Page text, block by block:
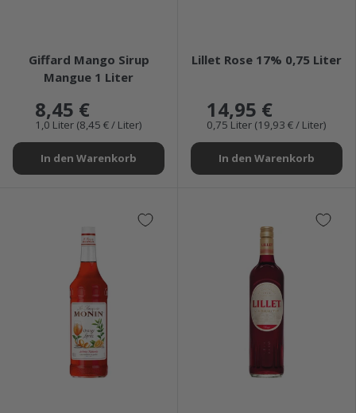
Giffard Mango Sirup
Mangue 1 Liter
8,45 €
1,0 Liter (8,45 € / Liter)
In den Warenkorb
Lillet Rose 17% 0,75 Liter
14,95 €
0,75 Liter (19,93 € / Liter)
In den Warenkorb